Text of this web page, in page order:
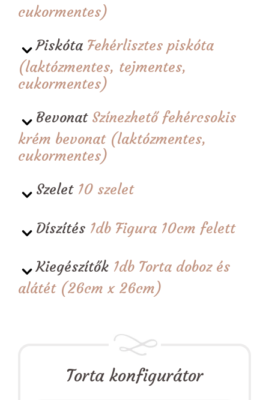
cukormentes)
Piskóta Fehérlisztes piskóta
(laktózmentes, tejmentes,
cukormentes)
Bevonat Színezhető fehércsokis
krém bevonat (laktózmentes,
cukormentes)
Szelet 10 szelet
Díszítés 1db Figura 10cm felett
Kiegészítők 1db Torta doboz és
alátét (26cm x 26cm)
Torta konfigurátor